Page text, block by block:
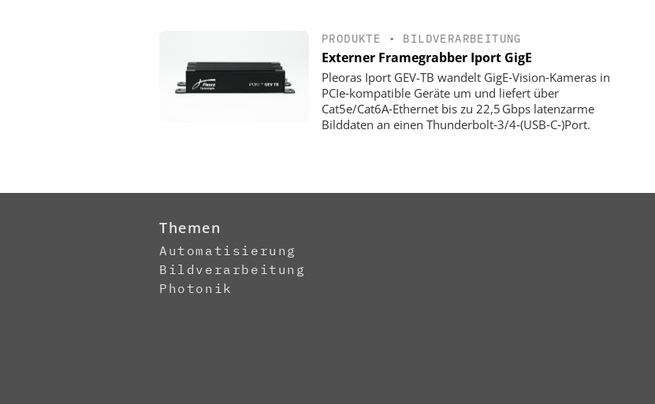
PRODUKTE • BILDVERARBEITUNG
Externer Framegrabber Iport GigE
Pleoras Iport GEV-TB wandelt GigE‑Vision‑Kameras in
PCIe‑kompatible Geräte um und liefert über
Cat5e/Cat6A‑Ethernet bis zu 22,5 Gbps latenzarme
Bilddaten an einen Thunderbolt‑3/4‑(USB‑C‑)Port.
Themen
Automatisierung
Bildverarbeitung
Photonik